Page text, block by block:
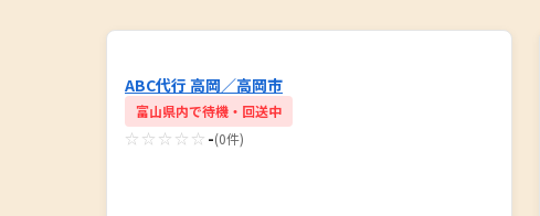
ABC代行 高岡／高岡市
富山県内で待機・回送中
☆☆☆☆☆ -(0件)